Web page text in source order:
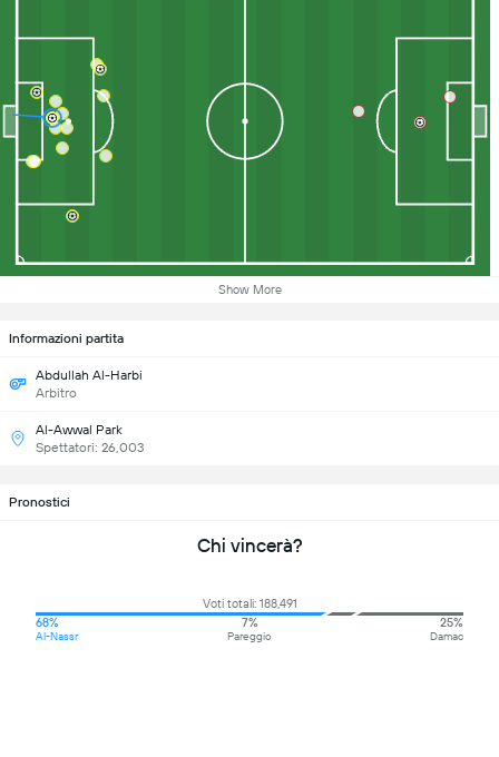
Show More
Informazioni partita
Abdullah Al-Harbi
Arbitro
Al-Awwal Park
Spettatori: 26,003
Pronostici
Chi vincerà?
Voti totali: 188,491
68%
Al-Nassr
7%
Pareggio
25%
Damac